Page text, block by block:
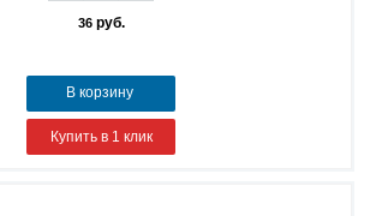
36руб.
В корзину
Купить в 1 клик